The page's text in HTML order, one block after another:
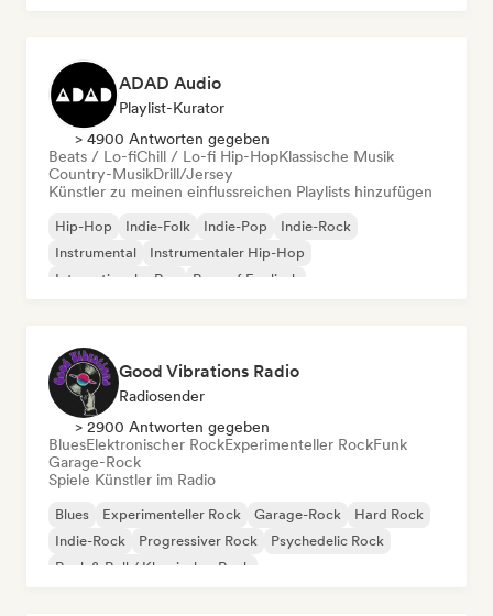
ADAD Audio
Playlist-Kurator
> 4900 Antworten gegeben
Beats / Lo-fiChill / Lo-fi Hip-HopKlassische Musik
Country-MusikDrill/Jersey
Künstler zu meinen einflussreichen Playlists hinzufügen
Hip-Hop Indie-Folk Indie-Pop
Indie-Rock
Instrumental
Instrumentaler Hip-Hop
Internationaler Rap
Rap auf Englisch
Good Vibrations Radio
Radiosender
> 2900 Antworten gegeben
BluesElektronischer RockExperimenteller RockFunk
Garage-Rock
Spiele Künstler im Radio
Blues Experimenteller Rock Garage-Rock
Hard Rock
Indie-Rock
Progressiver Rock
Psychedelic Rock
Rock & Roll / Klassischer Rock